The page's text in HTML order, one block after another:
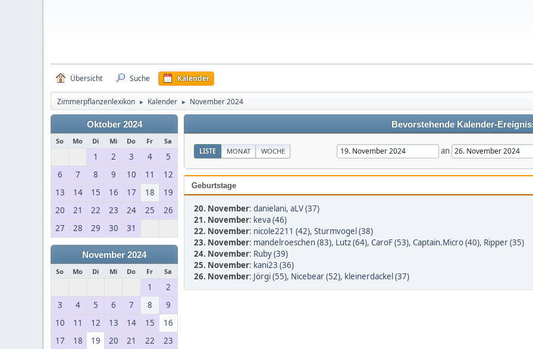
Übersicht Suche Kalender
Zimmerpflanzenlexikon ► Kalender ► November 2024
Oktober 2024
So Mo Di Mi Do Fr Sa
1 2 3 4
5
6
7 8 9 10 11
12
13
14 15 16 17 18
19
20
21 22 23 24 25
26
27
28 29 30 31
November 2024
So Mo Di Mi Do Fr Sa
1
2
3
4 5 6 7 8
9
10
11 12 13 14 15
16
17
18 19 20 21 22 23
Bevorstehende Kalender-
LISTE MONAT WOCHE an
Geburtstage
20. November: danielani, aLV (37)
21. November: keva (46)
22. November: nicole2211 (42), Sturmvogel (38)
23. November: mandelroeschen (83), Lutz (64), CaroF (53), Captain.Micro (40), Ripper (35)
24. November: Ruby (39)
25. November: kani23 (36)
26. November: Jörgi (55), Nicebear (52), kleinerdackel (37)